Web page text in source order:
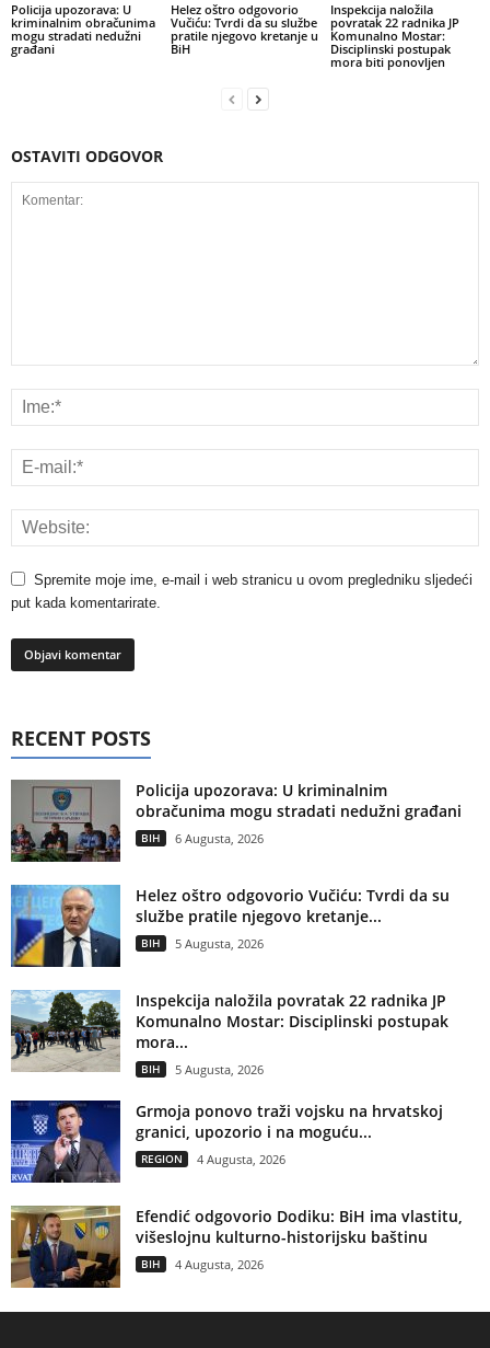
Policija upozorava: U
kriminalnim obračunima
mogu stradati nedužni
građani
Helez oštro odgovorio
Vučiću: Tvrdi da su službe
pratile njegovo kretanje u
BiH
Inspekcija naložila
povratak 22 radnika JP
Komunalno Mostar:
Disciplinski postupak
mora biti ponovljen
OSTAVITI ODGOVOR
Spremite moje ime, e-mail i web stranicu u ovom pregledniku sljedeći
put kada komentarirate.
RECENT POSTS
Policija upozorava: U kriminalnim
obračunima mogu stradati nedužni građani
BIH 6 Augusta, 2026
Helez oštro odgovorio Vučiću: Tvrdi da su
službe pratile njegovo kretanje...
BIH 5 Augusta, 2026
Inspekcija naložila povratak 22 radnika JP
Komunalno Mostar: Disciplinski postupak
mora...
BIH 5 Augusta, 2026
Grmoja ponovo traži vojsku na hrvatskoj
granici, upozorio i na moguću...
REGION 4 Augusta, 2026
Efendić odgovorio Dodiku: BiH ima vlastitu,
višeslojnu kulturno-historijsku baštinu
BIH 4 Augusta, 2026